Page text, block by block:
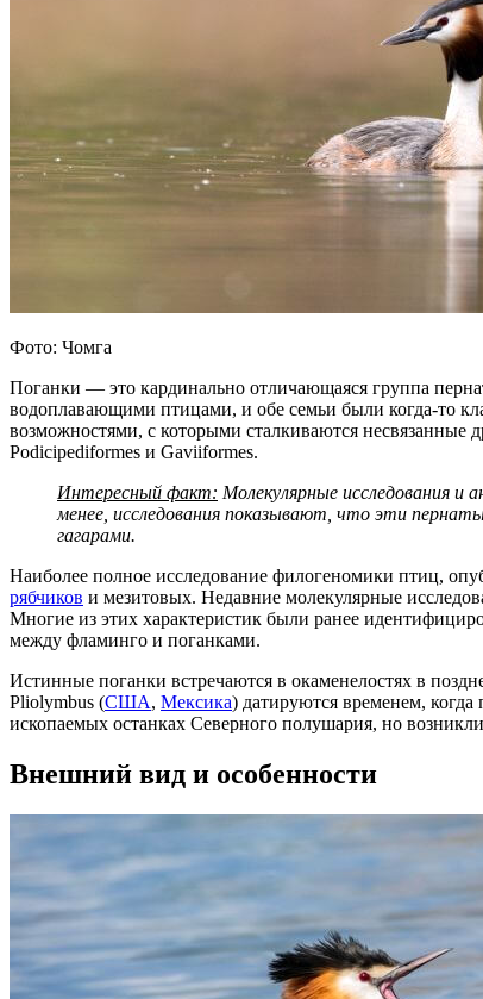
Фото: Чомга
Поганки — это кардинально отличающаяся группа
водоплавающими птицами, и обе семьи были когда-то
возможностями, с которыми сталкиваются
Podicipediformes и Gaviiformes.
Интересный факт: Молекулярные исследования и
менее, исследования показывают, что эти
гагарами.
Наиболее полное исследование филогеномики птиц,
рябчиков и мезитовых. Недавние молекулярные
Многие из этих характеристик были ранее
между фламинго и поганками.
Истинные поганки встречаются в окаменелостях в
Pliolymbus (США, Мексика) датируются временем,
ископаемых останках Северного полушария, но
Внешний вид и особенности